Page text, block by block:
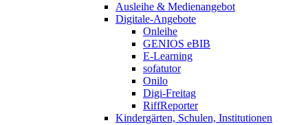
Ausleihe & Medienangebot
Digitale-Angebote
Onleihe
GENIOS eBIB
E-Learning
sofatutor
Onilo
Digi-Freitag
RiffReporter
Kindergärten, Schulen, Institutionen